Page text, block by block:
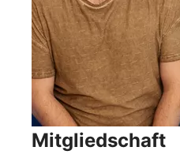
Mitgliedschaft